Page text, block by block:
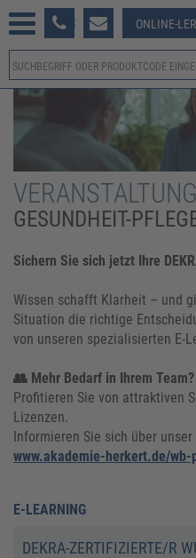
381-123 ONLINE-
GESUNDHEIT-
Sichern Sie sich jetzt Ihre
Wissen schafft Klarheit – und
Situation die richtige
von unseren spezialisierten E-
👥 Mehr Bedarf in Ihrem Team?
Profitieren Sie von attraktiven
Lizenzen.
Informieren Sie sich über
www.akademie-herkert.de/wb-
E-LEARNING
DEKRA-ZERTIFIZIERTE/R